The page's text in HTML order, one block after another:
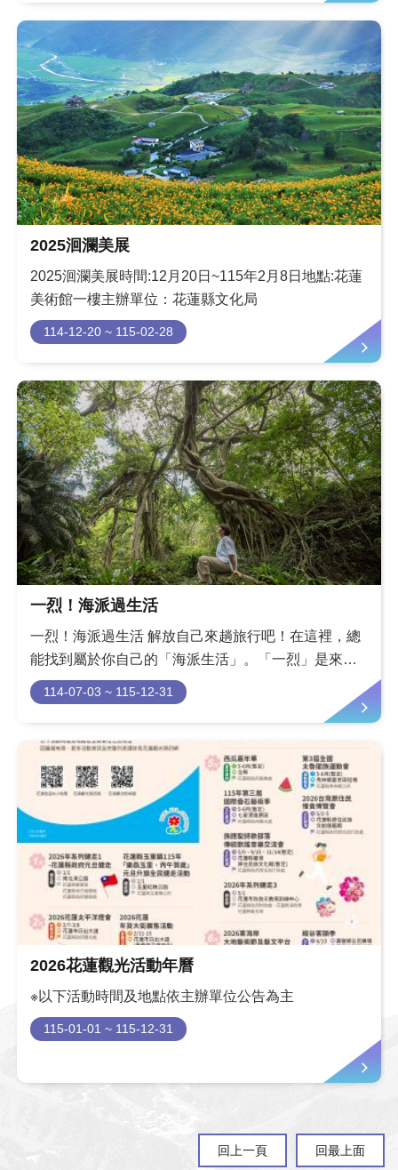
2025洄瀾美展
2025洄瀾美展時間:12月20日~115年2月8日地點:花蓮
美術館一樓主辦單位：花蓮縣文化局
114-12-20 ~ 115-02-28
一烈！海派過生活
一烈！海派過生活 解放自己來趟旅行吧！在這裡，總
能找到屬於你自己的「海派生活」。「一烈」是來自
部落的慶賀、歡呼聲；「海派」是我們伴海而生的日
常，也是我們面對世界的處世哲學。輕輕鬆鬆走進部
落，用全新的視角認識台灣吧！各種療癒的、新奇
的、好玩的體驗隨你挑選，在部落的陪伴下解鎖各種
技能新知。來東...
114-07-03 ~ 115-12-31
2026花蓮觀光活動年曆
※以下活動時間及地點依主辦單位公告為主
115-01-01 ~ 115-12-31
回上一頁 回最上面